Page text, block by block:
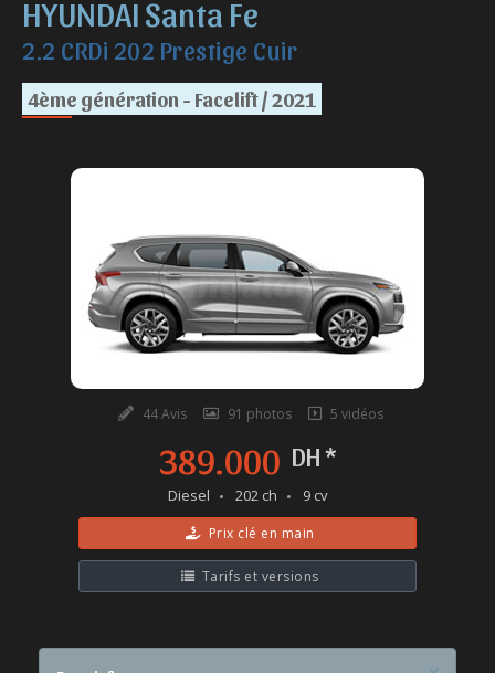
HYUNDAI Santa Fe
2.2 CRDi 202 Prestige Cuir
4ème génération - Facelift / 2021
44 Avis 91 photos 5 vidéos
389.000 DH *
Diesel 202 ch 9 cv
Prix clé en main
Tarifs et versions